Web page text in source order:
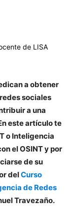
de LISA
a obtener
sociales
a una
este artículo te
o Inteligencia
el OSINT y por
de su
delCurso
de Redes
Travezaño.